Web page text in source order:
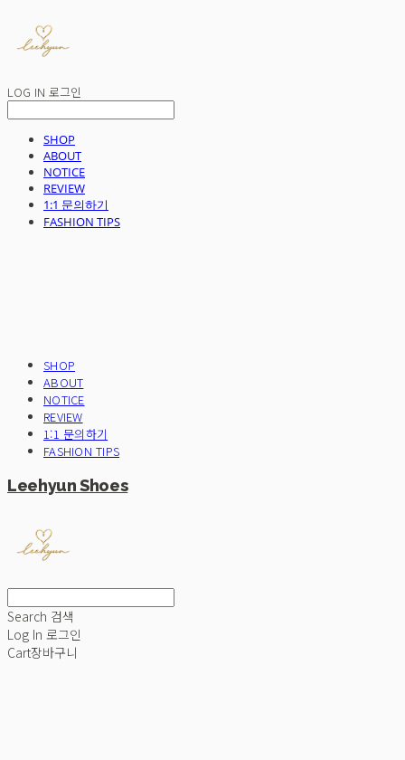
LOG IN 로그인
SHOP
ABOUT
NOTICE
REVIEW
1:1 문의하기
FASHION TIPS
SHOP
ABOUT
NOTICE
REVIEW
1:1 문의하기
FASHION TIPS
Leehyun Shoes
Search 검색
Log In 로그인
Cart장바구니